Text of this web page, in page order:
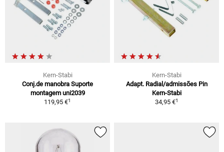
Kern-Stabi
Conj.de manobra Suporte
montagem uni2039
119,95 €1
Kern-Stabi
Adapt. Radial/admissões Pin
Kern-Stabi
34,95 €1